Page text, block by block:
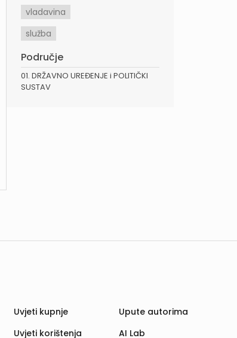
vladavina
služba
Područje
01. DRŽAVNO UREĐENJE i POLITIČKI
SUSTAV
Uvjeti kupnje
Uvjeti korištenja
Upute autorima
AI Lab